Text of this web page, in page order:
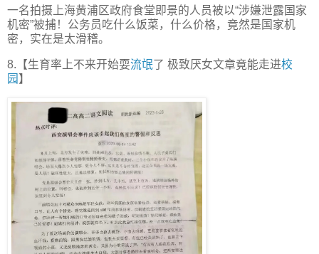
一名拍摄上海黄浦区政府食堂即景的人员被以“涉嫌泄露国家
机密”被捕！公务员吃什么饭菜，什么价格，竟然是国家机
密，实在是太滑稽。
8.【生育率上不来开始耍流氓了 极致厌女文章竟能走进校
园 】